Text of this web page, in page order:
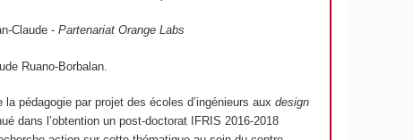
Claude -Partenariat Orange Labs
Ruano-Borbalan.
pédagogie par projet des écoles d’ingénieurs aux design
dans l’obtention un post-doctorat IFRIS 2016-2018